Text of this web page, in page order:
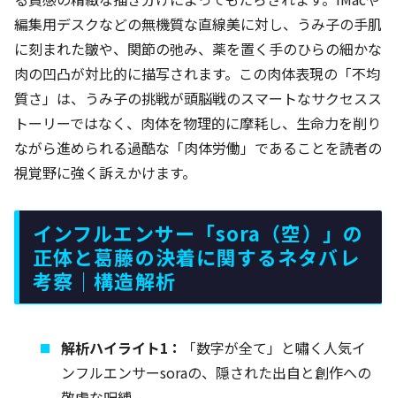
編集用デスクなどの無機質な直線美に対し、うみ子の手肌
に刻まれた皺や、関節の弛み、薬を置く手のひらの細かな
肉の凹凸が対比的に描写されます。この肉体表現の「不均
質さ」は、うみ子の挑戦が頭脳戦のスマートなサクセスス
トーリーではなく、肉体を物理的に摩耗し、生命力を削り
ながら進められる過酷な「肉体労働」であることを読者の
視覚野に強く訴えかけます。
インフルエンサー「sora（空）」の
正体と葛藤の決着に関するネタバレ
考察｜構造解析
解析ハイライト1：
「数字が全て」と嘯く人気イ
ンフルエンサーsoraの、隠された出自と創作への